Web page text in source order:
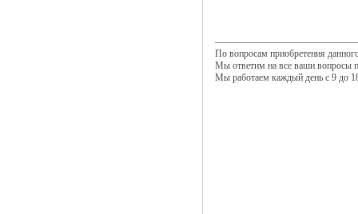
По вопросам приобретения
Мы ответим на все ваши вопросы
Мы работаем каждый день с 9 до